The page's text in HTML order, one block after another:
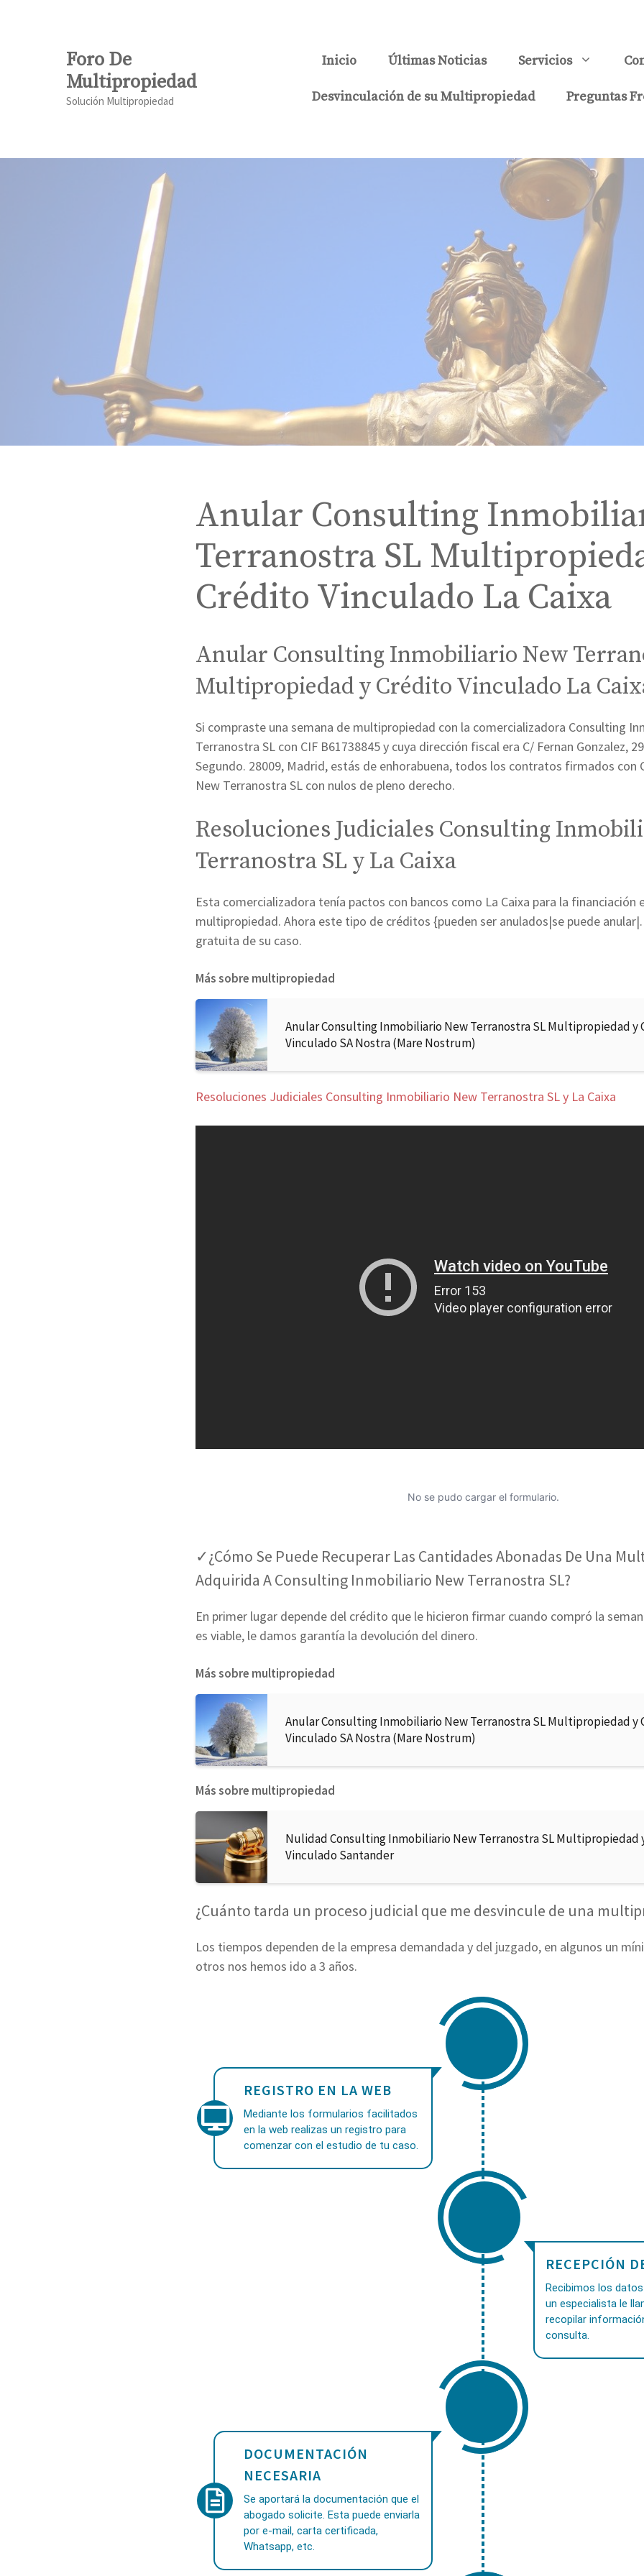
Foro De
Multipropiedad
Solución Multipropiedad
Inicio Últimas Noticias Servicios
Desvinculación de su Multipropiedad Preguntas
Anular Consulting
Terranostra SL
Crédito Vinculado La Caixa
Anular Consulting Inmobiliario New
Multipropiedad y Crédito Vinculado La
Si compraste una semana de multipropiedad con la comercializadora Consulting
Terranostra SL con CIF B61738845 y cuya dirección fiscal era C/ Fernan Gonzalez,
Segundo. 28009, Madrid, estás de enhorabuena, todos los contratos firmados con
New Terranostra SL con nulos de pleno derecho.
Resoluciones Judiciales Consulting
Terranostra SL y La Caixa
Esta comercializadora tenía pactos con bancos como La Caixa para la financiación
multipropiedad. Ahora este tipo de créditos {pueden ser anulados|se puede
gratuita de su caso.
Más sobre multipropiedad
Anular Consulting Inmobiliario New Terranostra SL Multipropiedad y
Vinculado SA Nostra (Mare Nostrum)
Resoluciones Judiciales Consulting Inmobiliario New Terranostra SL y La Caixa
No se pudo cargar el formulario.
✓¿Cómo Se Puede Recuperar Las Cantidades Abonadas De Una
Adquirida A Consulting Inmobiliario New Terranostra SL?
En primer lugar depende del crédito que le hicieron firmar cuando compró la
es viable, le damos garantía la devolución del dinero.
Más sobre multipropiedad
Anular Consulting Inmobiliario New Terranostra SL Multipropiedad y
Vinculado SA Nostra (Mare Nostrum)
Más sobre multipropiedad
Nulidad Consulting Inmobiliario New Terranostra SL Multipropiedad
Vinculado Santander
¿Cuánto tarda un proceso judicial que me desvincule de una
Los tiempos dependen de la empresa demandada y del juzgado, en algunos un
otros nos hemos ido a 3 años.
REGISTRO EN LA WEB
Mediante los formularios facilitados
en la web realizas un registro para
comenzar con el estudio de tu caso.
RECEPCIÓN
Recibimos los
un especialista le
recopilar
consulta.
DOCUMENTACIÓN
NECESARIA
Se aportará la documentación que el
abogado solicite. Esta puede enviarla
por e-mail, carta certificada,
Whatsapp, etc.